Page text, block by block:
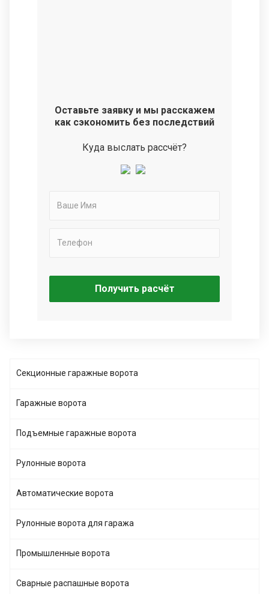
Оставьте заявку и мы расскажем
как сэкономить без последствий
Куда выслать рассчёт?
Получить расчёт
Секционные гаражные ворота
Гаражные ворота
Подъемные гаражные ворота
Рулонные ворота
Автоматические ворота
Рулонные ворота для гаража
Промышленные ворота
Сварные распашные ворота